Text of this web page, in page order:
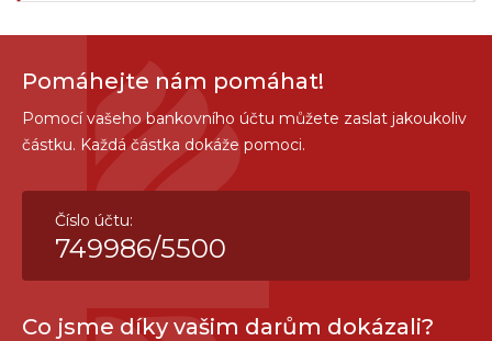
Pomáhejte nám pomáhat!
Pomocí vašeho bankovního účtu můžete zaslat jakoukoliv
částku. Každá částka dokáže pomoci.
Číslo účtu:
749986/5500
Co jsme díky vašim darům dokázali?